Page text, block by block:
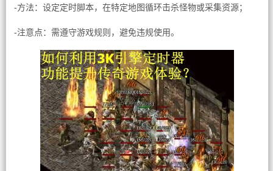
-方法：设定定时脚本，在特定地图循环击杀怪物或采集资源；
-注意点：需遵守游戏规则，避免违规使用。